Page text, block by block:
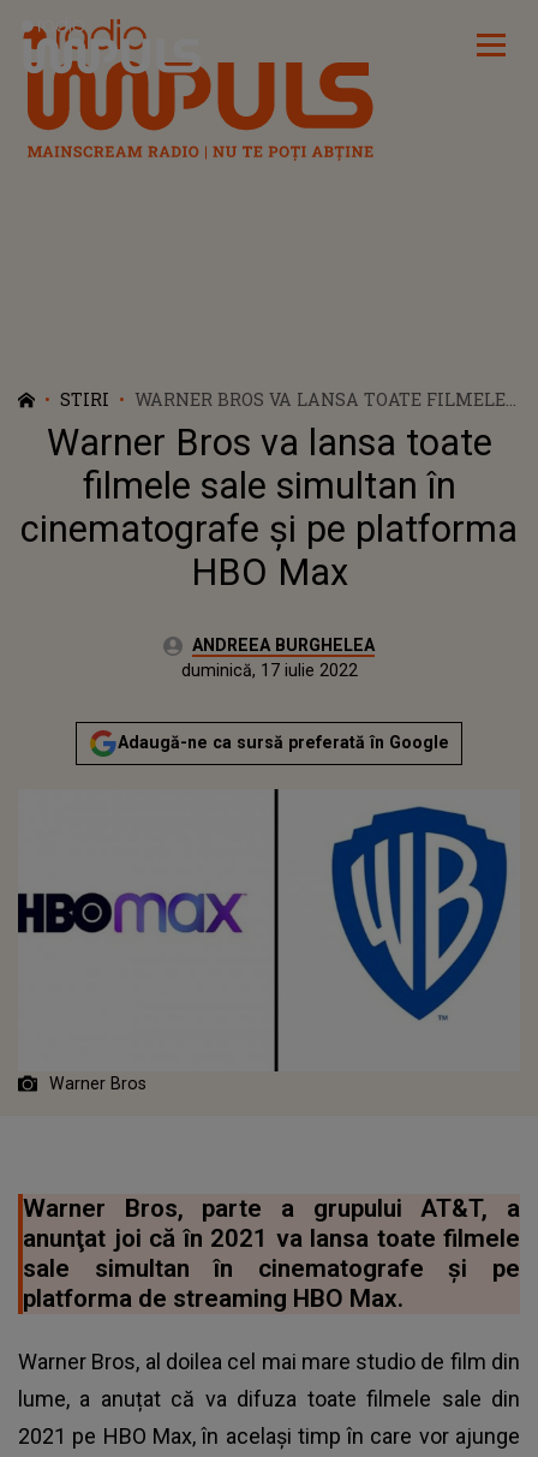
Radio Impuls
STIRI
WARNER BROS VA LANSA TOATE FILMELE
SALE SIMULTAN ÎN CINEMATOGRAFE ŞI PE
PLATFORMA HBO MAX
Warner Bros va lansa toate
filmele sale simultan în
cinematografe şi pe platforma
HBO Max
Autor:ANDREEA BURGHELEA
vineri, 4 decembrie 2020Actualizat:
duminică, 17 iulie 2022
Adaugă-ne ca sursă preferată în Google
Warner Bros
Warner Bros, parte a grupului AT&T, a
anunţat joi că în 2021 va lansa toate filmele
sale simultan în cinematografe şi pe
platforma de streaming HBO Max.
Warner Bros, al doilea cel mai mare studio de film din
lume, a anuțat că va difuza toate filmele sale din
2021 pe HBO Max, în același timp în care vor ajunge